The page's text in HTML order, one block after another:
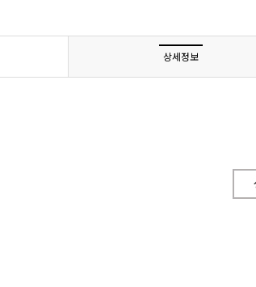
상세정보